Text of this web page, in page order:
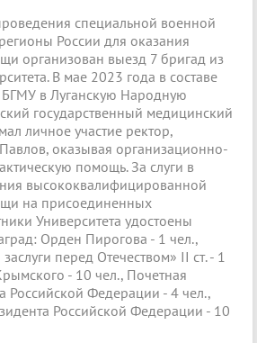
специальной военной
России для оказания
организован выезд 7 бригад из
В мае 2023 года в составе
в Луганскую Народную
государственный медицинский
личное участие ректор,
оказывая организационно-
помощь. За слуги в
высококвалифицированной
на присоединенных
Университета удостоены
Орден Пирогова - 1 чел.,
перед Отечеством» II ст. - 1
- 10 чел., Почетная
Российской Федерации - 4 чел.,
Российской Федерации - 10